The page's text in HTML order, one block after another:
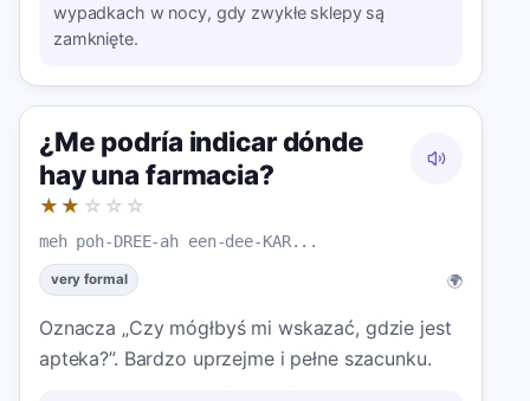
wypadkach w nocy, gdy zwykłe sklepy są
zamknięte.
¿Me podría indicar dónde
hay una farmacia?
★★ ☆☆☆
meh poh-DREE-ah een-dee-KAR...
very formal 🌍
Oznacza „Czy mógłbyś mi wskazać, gdzie jest
apteka?”. Bardzo uprzejme i pełne szacunku.